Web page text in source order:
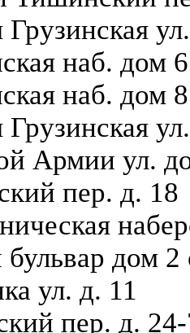
наб. дом
наб. дом 8
Армии ул.
пер. д. 18
дом 2
ул. д. 11
пер. д.